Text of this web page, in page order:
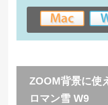
ZOOM背景に使
ロマン雪 W9